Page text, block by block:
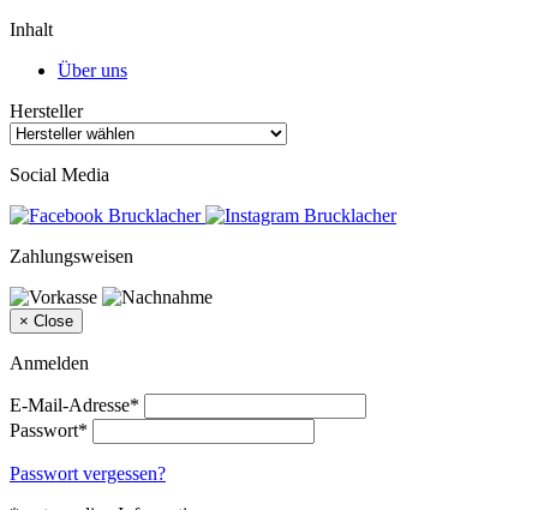
Inhalt
Über uns
Hersteller
Social Media
Zahlungsweisen
× Close
Anmelden
E-Mail-Adresse*
Passwort*
Passwort vergessen?